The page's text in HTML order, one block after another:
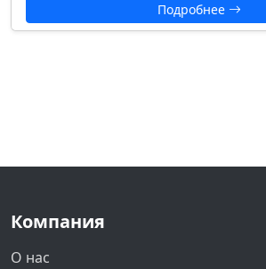
Подробнее
Компания
О нас